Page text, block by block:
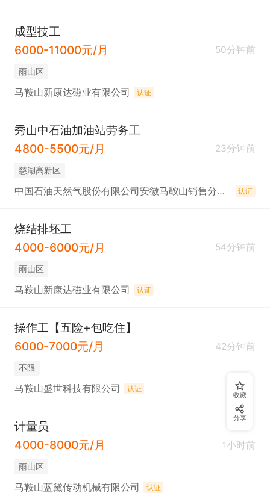
成型技工
6000-11000元/月
50分钟前
雨山区
马鞍山新康达磁业有限公司 认证
秀山中石油加油站劳务工
4800-5500元/月
23分钟前
慈湖高新区
中国石油天然气股份有限公司安徽马鞍山销售分公司 认证
烧结排坯工
4000-6000元/月
54分钟前
雨山区
马鞍山新康达磁业有限公司 认证
操作工【五险+包吃住】
6000-7000元/月
42分钟前
不限
马鞍山盛世科技有限公司 认证
计量员
4000-8000元/月
1小时前
雨山区
马鞍山蓝黛传动机械有限公司 认证
收藏
分享